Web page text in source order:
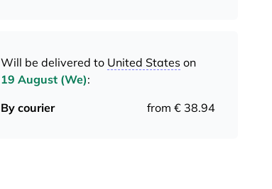
Will be delivered to United States on
19 August (We):
By courier
from € 38.94